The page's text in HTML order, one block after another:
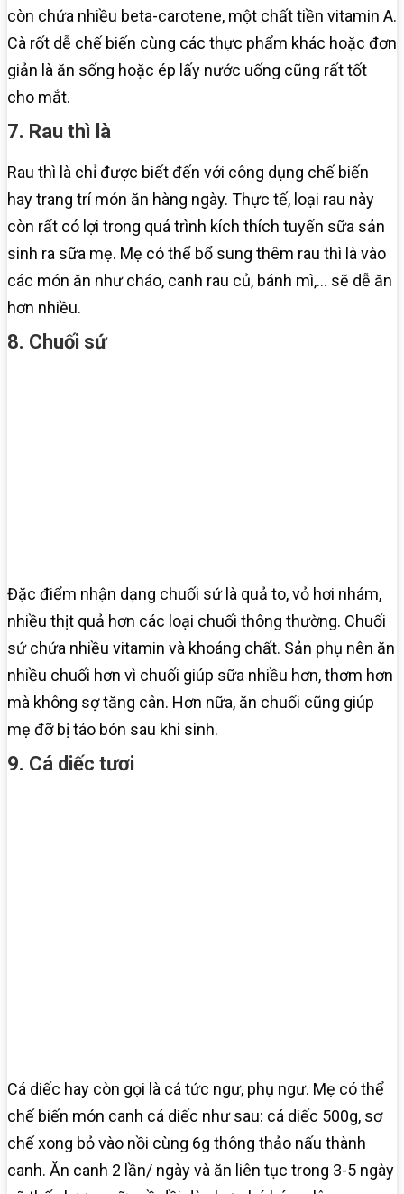
còn chứa nhiều beta-carotene, một chất tiền vitamin A.
Cà rốt dễ chế biến cùng các thực phẩm khác hoặc đơn
giản là ăn sống hoặc ép lấy nước uống cũng rất tốt
cho mắt.
7. Rau thì là
Rau thì là chỉ được biết đến với công dụng chế biến
hay trang trí món ăn hàng ngày. Thực tế, loại rau này
còn rất có lợi trong quá trình kích thích tuyến sữa sản
sinh ra sữa mẹ. Mẹ có thể bổ sung thêm rau thì là vào
các món ăn như cháo, canh rau củ, bánh mì,… sẽ dễ ăn
hơn nhiều.
8. Chuối sứ
Đặc điểm nhận dạng chuối sứ là quả to, vỏ hơi nhám,
nhiều thịt quả hơn các loại chuối thông thường. Chuối
sứ chứa nhiều vitamin và khoáng chất. Sản phụ nên ăn
nhiều chuối hơn vì chuối giúp sữa nhiều hơn, thơm hơn
mà không sợ tăng cân. Hơn nữa, ăn chuối cũng giúp
mẹ đỡ bị táo bón sau khi sinh.
9. Cá diếc tươi
Cá diếc hay còn gọi là cá tức ngư, phụ ngư. Mẹ có thể
chế biến món canh cá diếc như sau: cá diếc 500g, sơ
chế xong bỏ vào nồi cùng 6g thông thảo nấu thành
canh. Ăn canh 2 lần/ ngày và ăn liên tục trong 3-5 ngày